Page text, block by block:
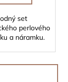
set
perlového
a náramku.